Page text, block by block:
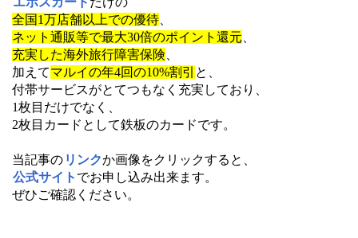
全国1万店舗以上での優待
ネット通販等で最大30倍のポイント還元
充実した海外旅行障害保険
加えてマルイの年4回の10%割引 と、
付帯サービスがとてつもなく充実しており、
1枚目だけでなく、
2枚目カードとして鉄板のカードです。
当記事の リンクか画像をクリックすると、
公式サイト でお申し込み出来ます。
ぜひご確認ください。